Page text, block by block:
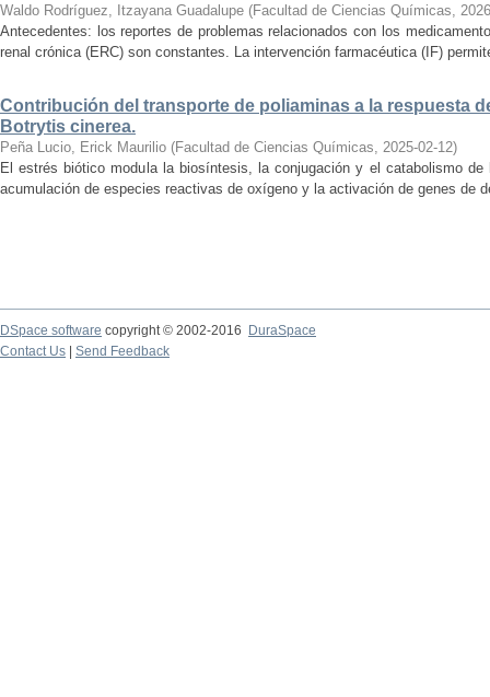
Waldo Rodríguez, Itzayana Guadalupe (Facultad de Ciencias Químicas,
Antecedentes: los reportes de problemas relacionados con los
renal crónica (ERC) son constantes. La intervención farmacéutica (IF)
Contribución del transporte de poliaminas a la respuesta
Botrytis cinerea.
Peña Lucio, Erick Maurilio (Facultad de Ciencias Químicas, 2025-02-12)
El estrés biótico modula la biosíntesis, la conjugación y el catabolismo
acumulación de especies reactivas de oxígeno y la activación de genes de
DSpace software copyright © 2002-2016
DuraSpace
Contact Us
Send Feedback